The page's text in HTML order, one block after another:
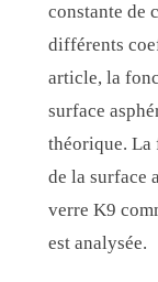
constante de
différents
article, la
surface
théorique. La
de la surface
verre K9
est analysée.